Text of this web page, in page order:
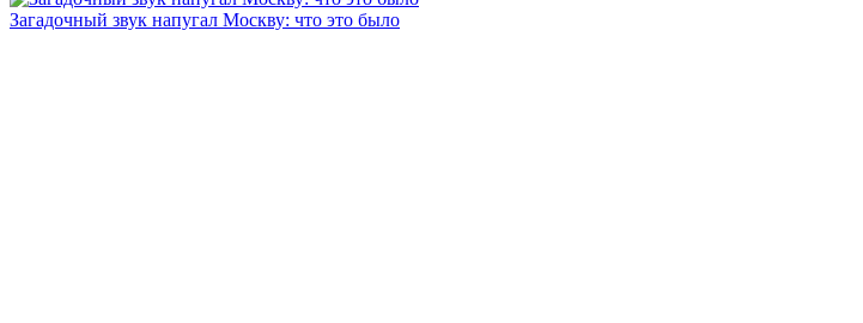
Загадочный звук напугал Москву: что это было